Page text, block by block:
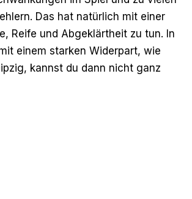
Das hat natürlich mit einer
Reife und Abgeklärtheit zu tun. In
einem starken Widerpart, wie
kannst du dann nicht ganz